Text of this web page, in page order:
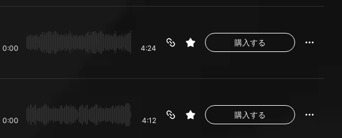
0:00 4:24
購入する
0:00 4:12
購入する